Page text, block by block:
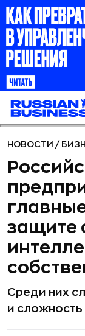
НОВОСТИ /
защите
Среди них
и сложность